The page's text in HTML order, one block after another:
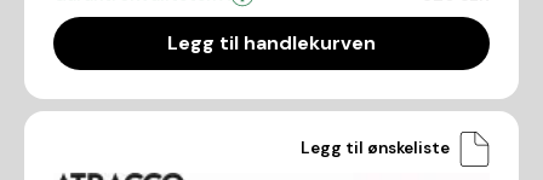
Legg til handlekurven
Legg til ønskeliste